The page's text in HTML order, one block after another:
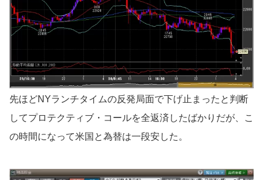
先ほどNYランチタイムの反発局面で下げ止まったと判断
してプロテクティブ・コールを全返済したばかりだが、こ
の時間になって米国と為替は一段安した。